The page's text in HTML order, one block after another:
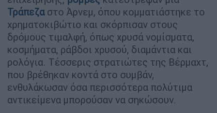
Τράπεζαστο Άρνεμ, όπου κομματιάστηκε το
χρηματοκιβώτιο και σκόρπισαν στους
δρόμους τιμαλφή, όπως χρυσά νομίσματα,
κοσμήματα, ράβδοι χρυσού, διαμάντια και
ρολόγια. Τέσσερις στρατιώτες της Βέρμαχτ,
που βρέθηκαν κοντά στο συμβάν,
ενθυλάκωσαν όσα περισσότερα πολύτιμα
αντικείμενα μπορούσαν να σηκώσουν.